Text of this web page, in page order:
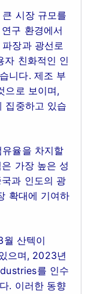
시장 규모를
구 환경에서
장과 광선로
자 친화적인 인
니다. 제조 부
으로 보이며,
집중하고 있습
율을 차지할
가장 높은 성
과 인도의 광
확대에 기여하
산텍이
으며, 2023년
를 인수
. 이러한 동향